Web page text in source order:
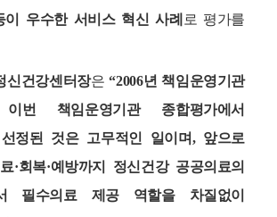
이 우수한 서비스 혁신 사례 로 평가를
신건강센터장은 “2006년 책임운영기관
번 책임운영기관 종합평가에서
정된 것은 고무적인 일이며, 앞으로
·회복·예방까지 정신건강 공공의료의
필수의료 제공 역할을 차질없이